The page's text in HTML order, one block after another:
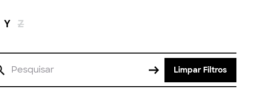
Y Z
Limpar Filtros